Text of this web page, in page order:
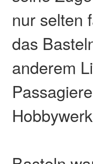
nur selten
das
anderem